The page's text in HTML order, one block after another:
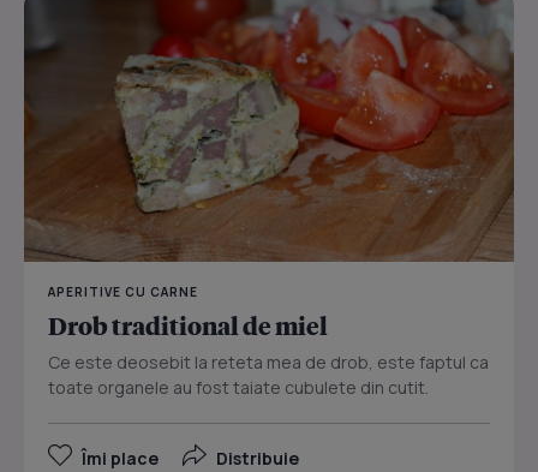
APERITIVE CU CARNE
Drob traditional de miel
Ce este deosebit la reteta mea de drob, este faptul ca
toate organele au fost taiate cubulete din cutit.
Îmi place Distribuie